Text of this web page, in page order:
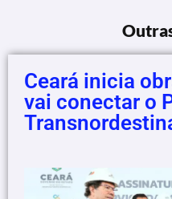
Ceará inicia
vai conectar o